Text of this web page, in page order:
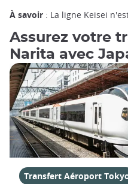
À savoir : La ligne Keisei
Assurez votre
Narita avec
Transfert Aéroport